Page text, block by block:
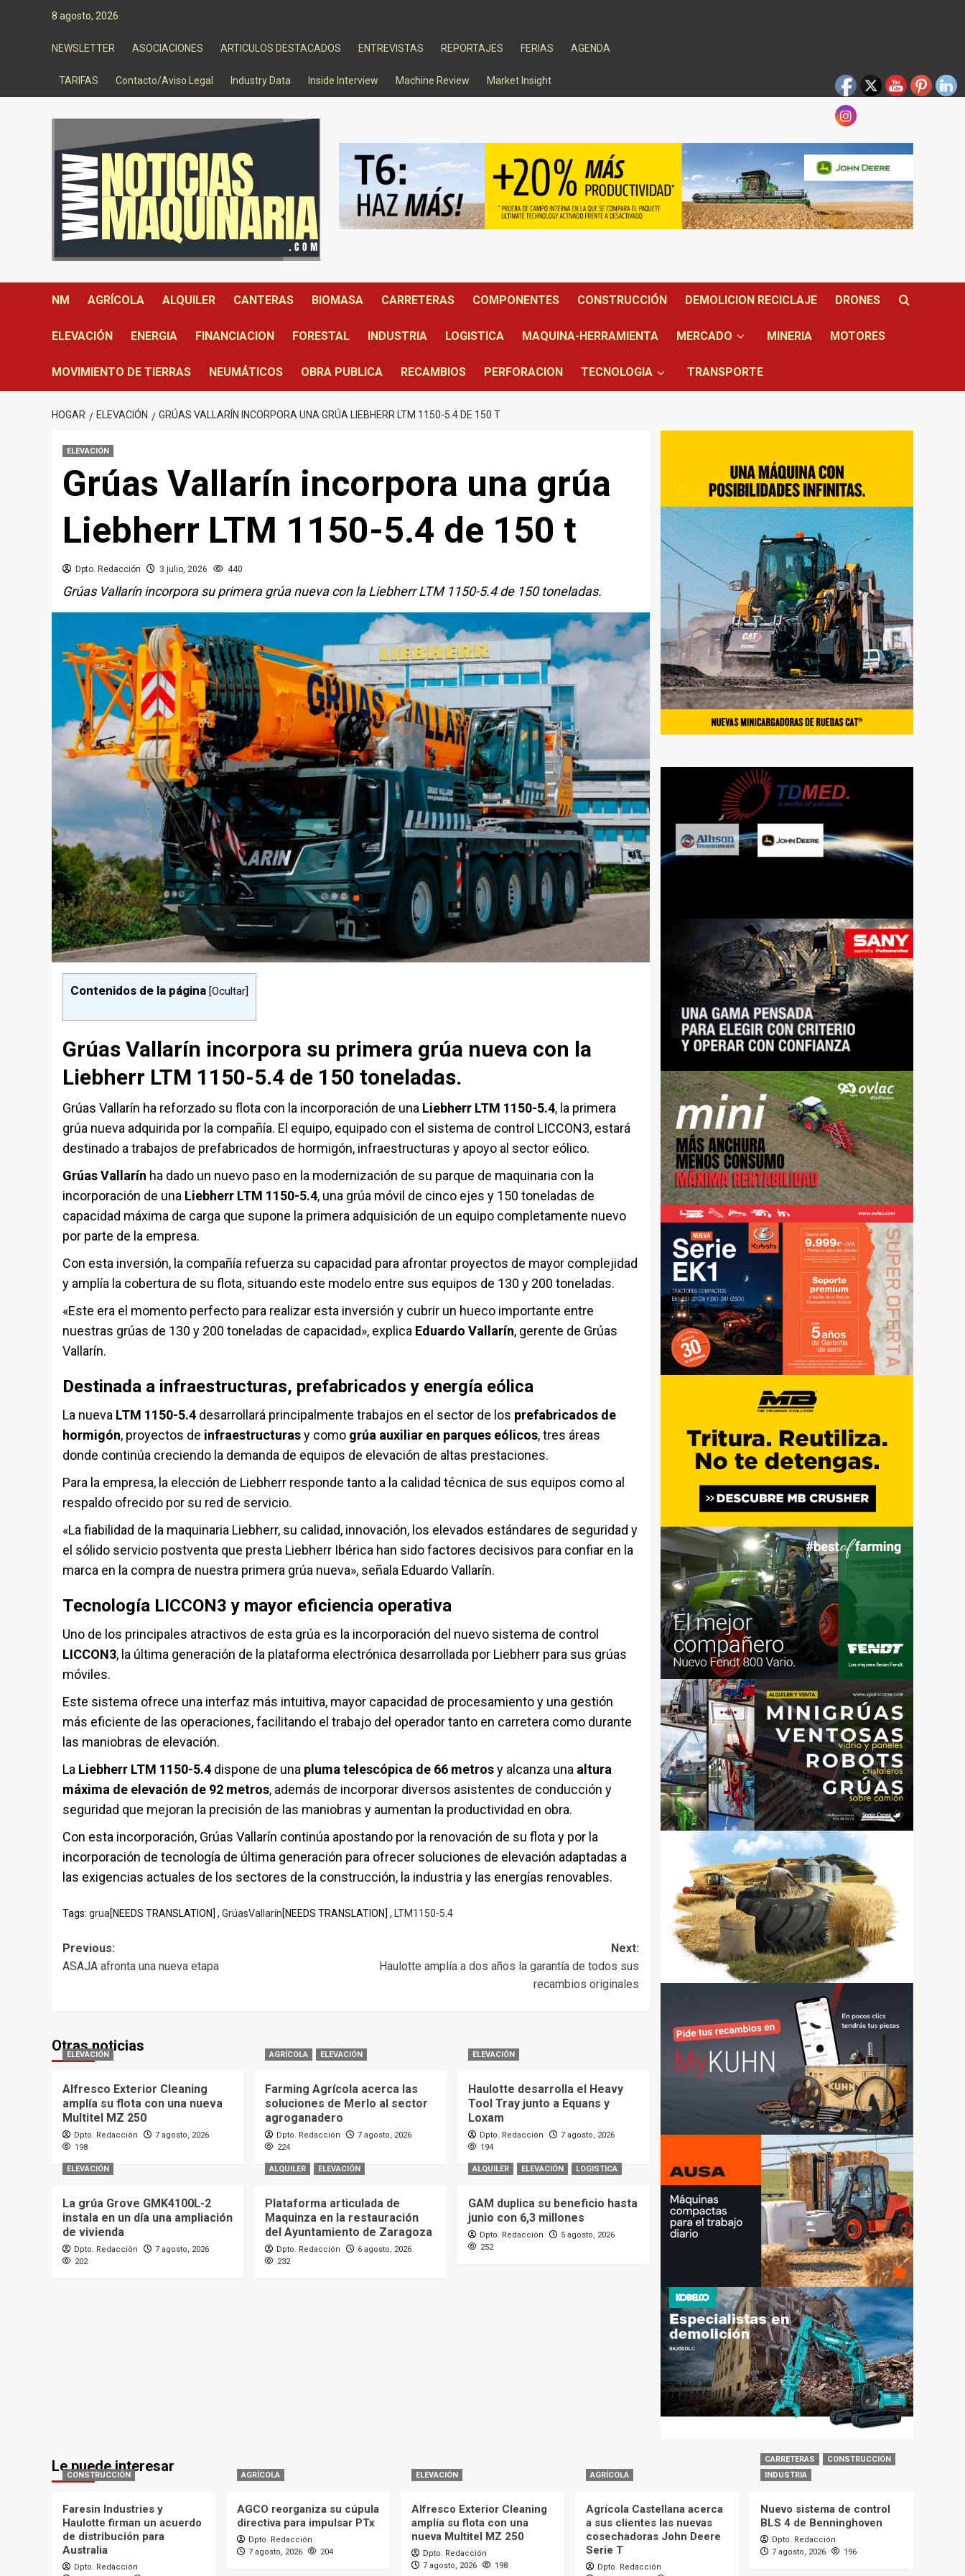
8 agosto, 2026
NEWSLETTER ASOCIACIONES ARTICULOS DESTACADOS ENTREVISTAS REPORTAJES FERIAS AGENDA
TARIFAS Contacto/Aviso Legal Industry Data Inside Interview Machine Review Market Insight
NM AGRÍCOLA ALQUILER CANTERAS BIOMASA CARRETERAS COMPONENTES CONSTRUCCIÓN DEMOLICION RECICLAJE DRONES
ELEVACIÓN ENERGIA FINANCIACION FORESTAL INDUSTRIA LOGISTICA MAQUINA-HERRAMIENTA MERCADO MINERIA MOTORES
MOVIMIENTO DE TIERRAS NEUMÁTICOS OBRA PUBLICA RECAMBIOS PERFORACION TECNOLOGIA TRANSPORTE
HOGAR ELEVACIÓN GRÚAS VALLARÍN INCORPORA UNA GRÚA LIEBHERR LTM 1150-5.4 DE 150 T
ELEVACIÓN
Grúas Vallarín incorpora una grúa
Liebherr LTM 1150-5.4 de 150 t
Dpto. Redacción 3 julio, 2026 440
Grúas Vallarín incorpora su primera grúa nueva con la Liebherr LTM 1150-5.4 de 150 toneladas.
Contenidos de la página [Ocultar]
Grúas Vallarín incorpora su primera grúa nueva con la
Liebherr LTM 1150-5.4 de 150 toneladas.
Grúas Vallarín ha reforzado su flota con la incorporación de una Liebherr LTM 1150-5.4, la primera
grúa nueva adquirida por la compañía. El equipo, equipado con el sistema de control LICCON3, estará
destinado a trabajos de prefabricados de hormigón, infraestructuras y apoyo al sector eólico.
Grúas Vallarín ha dado un nuevo paso en la modernización de su parque de maquinaria con la
incorporación de una Liebherr LTM 1150-5.4, una grúa móvil de cinco ejes y 150 toneladas de
capacidad máxima de carga que supone la primera adquisición de un equipo completamente nuevo
por parte de la empresa.
Con esta inversión, la compañía refuerza su capacidad para afrontar proyectos de mayor complejidad
y amplía la cobertura de su flota, situando este modelo entre sus equipos de 130 y 200 toneladas.
«Este era el momento perfecto para realizar esta inversión y cubrir un hueco importante entre
nuestras grúas de 130 y 200 toneladas de capacidad», explica Eduardo Vallarín, gerente de Grúas
Vallarín.
Destinada a infraestructuras, prefabricados y energía eólica
La nueva LTM 1150-5.4 desarrollará principalmente trabajos en el sector de los prefabricados de
hormigón, proyectos de infraestructurasy como grúa auxiliar en parques eólicos, tres áreas
donde continúa creciendo la demanda de equipos de elevación de altas prestaciones.
Para la empresa, la elección de Liebherr responde tanto a la calidad técnica de sus equipos como al
respaldo ofrecido por su red de servicio.
«La fiabilidad de la maquinaria Liebherr, su calidad, innovación, los elevados estándares de seguridad y
el sólido servicio postventa que presta Liebherr Ibérica han sido factores decisivos para confiar en la
marca en la compra de nuestra primera grúa nueva», señala Eduardo Vallarín.
Tecnología LICCON3 y mayor eficiencia operativa
Uno de los principales atractivos de esta grúa es la incorporación del nuevo sistema de control
LICCON3, la última generación de la plataforma electrónica desarrollada por Liebherr para sus grúas
móviles.
Este sistema ofrece una interfaz más intuitiva, mayor capacidad de procesamiento y una gestión
más eficiente de las operaciones, facilitando el trabajo del operador tanto en carretera como durante
las maniobras de elevación.
La Liebherr LTM 1150-5.4 dispone de una pluma telescópica de 66 metrosy alcanza una altura
máxima de elevación de 92 metros, además de incorporar diversos asistentes de conducción y
seguridad que mejoran la precisión de las maniobras y aumentan la productividad en obra.
Con esta incorporación, Grúas Vallarín continúa apostando por la renovación de su flota y por la
incorporación de tecnología de última generación para ofrecer soluciones de elevación adaptadas a
las exigencias actuales de los sectores de la construcción, la industria y las energías renovables.
Tags: grua[NEEDS TRANSLATION] , GrúasVallarín[NEEDS TRANSLATION] , LTM1150-5.4
Post
Previous:
ASAJA afronta una nueva etapa
Next:
Haulotte amplía a dos años la garantía de todos sus
recambios originales
Otras noticias
ELEVACIÓN
Alfresco Exterior Cleaning
amplía su flota con una nueva
Multitel MZ 250
Dpto. Redacción
7 agosto, 2026
198
AGRÍCOLA ELEVACIÓN
Farming Agrícola acerca las
soluciones de Merlo al sector
agroganadero
Dpto. Redacción
7 agosto, 2026
224
ELEVACIÓN
Haulotte desarrolla el Heavy
Tool Tray junto a Equans y
Loxam
Dpto. Redacción
7 agosto, 2026
194
ELEVACIÓN
La grúa Grove GMK4100L-2
instala en un día una ampliación
de vivienda
Dpto. Redacción
7 agosto, 2026
202
ALQUILER ELEVACIÓN
Plataforma articulada de
Maquinza en la restauración
del Ayuntamiento de Zaragoza
Dpto. Redacción
6 agosto, 2026
232
ALQUILER ELEVACIÓN LOGISTICA
GAM duplica su beneficio hasta
junio con 6,3 millones
Dpto. Redacción
5 agosto, 2026
252
Le puede interesar
CONSTRUCCIÓN
Faresin Industries y
Haulotte firman un acuerdo
de distribución para
Australia
Dpto. Redacción
AGRÍCOLA
AGCO reorganiza su cúpula
directiva para impulsar PTx
Dpto. Redacción
7 agosto, 2026
204
ELEVACIÓN
Alfresco Exterior Cleaning
amplía su flota con una
nueva Multitel MZ 250
Dpto. Redacción
7 agosto, 2026
198
AGRÍCOLA
Agrícola Castellana acerca
a sus clientes las nuevas
cosechadoras John Deere
Serie T
Dpto. Redacción
CARRETERAS
CONSTRUCCIÓN
INDUSTRIA
Nuevo sistema de control
BLS 4 de Benninghoven
Dpto. Redacción
7 agosto, 2026
196